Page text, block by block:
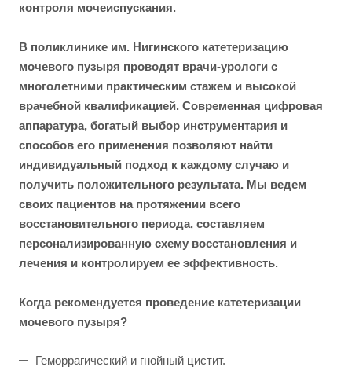
контроля мочеиспускания.
В поликлинике им. Нигинского катетеризацию
мочевого пузыря проводят врачи-урологи с
многолетними практическим стажем и высокой
врачебной квалификацией. Современная цифровая
аппаратура, богатый выбор инструментария и
способов его применения позволяют найти
индивидуальный подход к каждому случаю и
получить положительного результата. Мы ведем
своих пациентов на протяжении всего
восстановительного периода, составляем
персонализированную схему восстановления и
лечения и контролируем ее эффективность.
Когда рекомендуется проведение катетеризации
мочевого пузыря?
Геморрагический и гнойный цистит.